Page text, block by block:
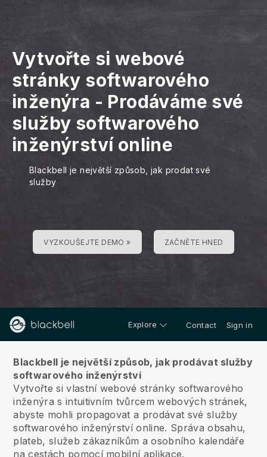
Vytvořte si webové
stránky softwarového
inženýra - Prodáváme své
služby softwarového
inženýrství online
Blackbell je největší způsob, jak prodat své
služby
VYZKOUŠEJTE DEMO » ZAČNĚTE HNED
Explore Contact Sign in
Blackbell je největší způsob, jak prodávat služby
softwarového inženýrství
Vytvořte si vlastní webové stránky softwarového
inženýra s intuitivním tvůrcem webových stránek,
abyste mohli propagovat a prodávat své služby
softwarového inženýrství online. Správa obsahu,
plateb, služeb zákazníkům a osobního kalendáře
na cestách pomocí mobilní aplikace.